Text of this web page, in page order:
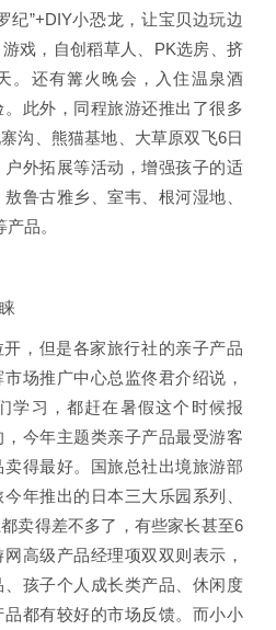
纪”+DIY小恐龙，让宝贝边玩边
戏，自创稻草人、PK选房、挤
。还有篝火晚会，入住温泉酒
此外，同程旅游还推出了很多
沟、熊猫基地、大草原双飞6日
外拓展等活动，增强孩子的适
鲁古雅乡、室韦、根河湿地、
品。
，但是各家旅行社的亲子产品
场推广中心总监佟君介绍说，
学习，都赶在暑假这个时候报
今年主题类亲子产品最受游客
得最好。国旅总社出境旅游部
年推出的日本三大乐园系列、
卖得差不多了，有些家长甚至6
高级产品经理项双双则表示，
孩子个人成长类产品、休闲度
都有较好的市场反馈。而小小